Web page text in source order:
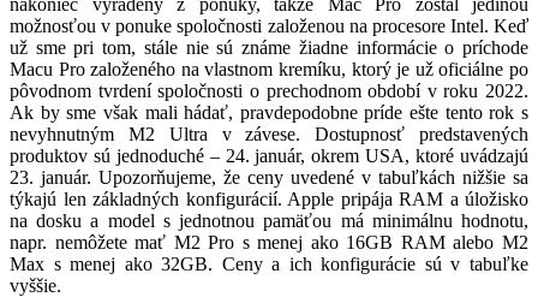
možnosťou v ponuke spoločnosti založenou na procesore Intel. Keď
už sme pri tom, stále nie sú známe žiadne informácie o príchode
Macu Pro založeného na vlastnom kremíku, ktorý je už oficiálne po
pôvodnom tvrdení spoločnosti o prechodnom období v roku 2022.
Ak by sme však mali hádať, pravdepodobne príde ešte tento rok s
nevyhnutným M2 Ultra v závese. Dostupnosť predstavených
produktov sú jednoduché – 24. január, okrem USA, ktoré uvádzajú
23. január. Upozorňujeme, že ceny uvedené v tabuľkách nižšie sa
týkajú len základných konfigurácií. Apple pripája RAM a úložisko
na dosku a model s jednotnou pamäťou má minimálnu hodnotu,
napr. nemôžete mať M2 Pro s menej ako 16GB RAM alebo M2
Max s menej ako 32GB. Ceny a ich konfigurácie sú v tabuľke
vyššie.